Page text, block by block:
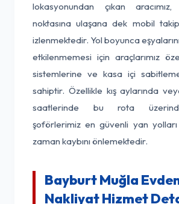
lokasyonundan çıkan
noktasına ulaşana dek mobil
izlenmektedir. Yol boyunca
etkilenmemesi için araçlarımız
sistemlerine ve kasa içi
sahiptir. Özellikle kış aylarında
saatlerinde bu rota
şoförlerimiz en güvenli yan
zaman kaybını önlemektedir.
Bayburt Muğla
Nakliyat Hizmet